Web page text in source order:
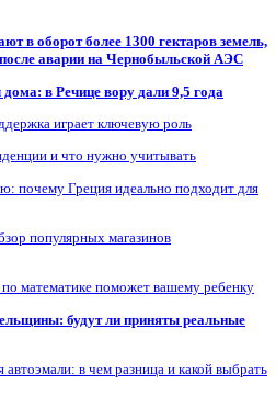
в оборот более 1300 гектаров земель,
аварии на Чернобыльской АЭС
в Речице вору дали 9,5 года
играет ключевую роль
и что нужно учитывать
почему Греция идеально подходит для
популярных магазинов
математике поможет вашему ребенку
будут ли приняты реальные
автоэмали: в чем разница и какой выбрать